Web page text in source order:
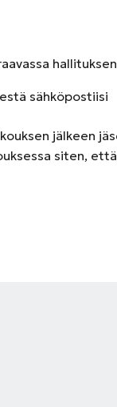
sähköpostiisi
jälkeen
siten,